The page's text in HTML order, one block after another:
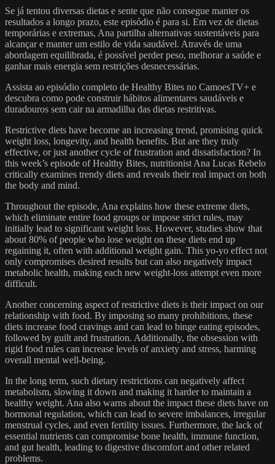
Se já tentou diversas dietas e sente que não consegue manter os
resultados a longo prazo, este episódio é para si. Em vez de dietas
temporárias e extremas, Ana partilha alternativas sustentáveis para
alcançar e manter um estilo de vida saudável. Através de uma
abordagem equilibrada, é possível perder peso, melhorar a saúde e
ganhar mais energia sem restrições desnecessárias.
Assista ao episódio completo de Healthy Bites no CamoesTV+ e
descubra como pode construir hábitos alimentares saudáveis e
duradouros sem cair na armadilha das dietas restritivas.
Restrictive diets have become an increasing trend, promising quick
weight loss, longevity, and health benefits. But are they truly
effective, or just another cycle of frustration and dissatisfaction? In
this week’s episode of Healthy Bites, nutritionist Ana Lucas Rebelo
critically examines trendy diets and reveals their real impact on both
the body and mind.
Throughout the episode, Ana explains how these extreme diets,
which eliminate entire food groups or impose strict rules, may
initially lead to significant weight loss. However, studies show that
about 80% of people who lose weight on these diets end up
regaining it, often with additional weight gain. This yo-yo effect not
only compromises desired results but can also negatively impact
metabolic health, making each new weight-loss attempt even more
difficult.
Another concerning aspect of restrictive diets is their impact on our
relationship with food. By imposing so many prohibitions, these
diets increase food cravings and can lead to binge eating episodes,
followed by guilt and frustration. Additionally, the obsession with
rigid food rules can increase levels of anxiety and stress, harming
overall mental well-being.
In the long term, such dietary restrictions can negatively affect
metabolism, slowing it down and making it harder to maintain a
healthy weight. Ana also warns about the impact these diets have on
hormonal regulation, which can lead to severe imbalances, irregular
menstrual cycles, and even fertility issues. Furthermore, the lack of
essential nutrients can compromise bone health, immune function,
and gut health, leading to digestive discomfort and other related
problems.